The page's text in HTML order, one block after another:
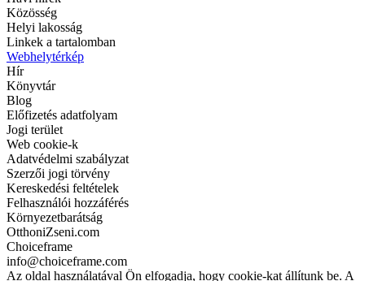
Közösség
Helyi lakosság
Linkek a tartalomban
Webhelytérkép
Hír
Könyvtár
Blog
Előfizetés adatfolyam
Jogi terület
Web cookie-k
Adatvédelmi szabályzat
Szerzői jogi törvény
Kereskedési feltételek
Felhasználói hozzáférés
Környezetbarátság
OtthoniZseni.com
Choiceframe
info@choiceframe.com
Az oldal használatával Ön elfogadja, hogy cookie-kat állítunk be. A